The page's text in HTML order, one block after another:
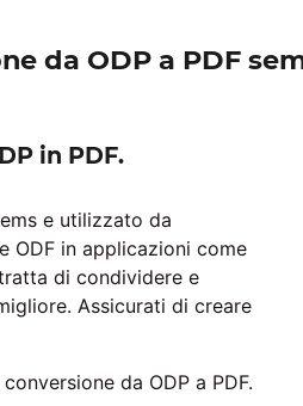
da ODP a PDF
in PDF.
e utilizzato da
ODF in applicazioni come
di condividere e
Assicurati di creare
da ODP a PDF.